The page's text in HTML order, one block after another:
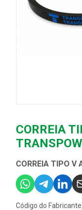
CORREIA
CORREIA TIPO V
Código do